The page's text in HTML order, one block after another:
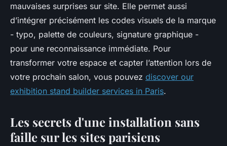
mauvaises surprises sur site. Elle permet aussi
d’intégrer précisément les codes visuels de la marque
- typo, palette de couleurs, signature graphique -
pour une reconnaissance immédiate. Pour
transformer votre espace et capter l’attention lors de
votre prochain salon, vous pouvez discover our
exhibition stand builder services in Paris.
Les secrets d'une installation sans
faille sur les sites parisiens